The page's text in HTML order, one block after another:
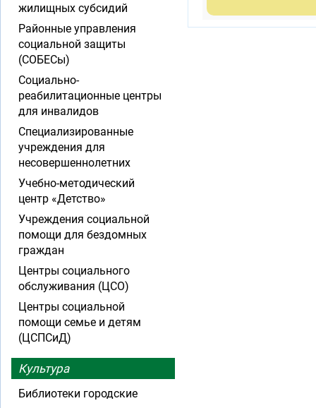
жилищных субсидий
Районные управления
социальной защиты
(СОБЕСы)
Социально-
реабилитационные центры
для инвалидов
Специализированные
учреждения для
несовершеннолетних
Учебно-методический
центр «Детство»
Учреждения социальной
помощи для бездомных
граждан
Центры социального
обслуживания (ЦСО)
Центры социальной
помощи семье и детям
(ЦСПСиД)
Культура
Библиотеки городские